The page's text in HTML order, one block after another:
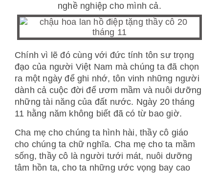
nghề nghiệp cho mình cả.
Chính vì lẽ đó cùng với đức tính tôn sư trọng
đạo của người Việt Nam mà chúng ta đã chọn
ra một ngày để ghi nhớ, tôn vinh những người
dành cả cuộc đời để ươm mầm và nuôi dưỡng
những tài năng của đất nước. Ngày 20 tháng
11 hằng năm không biết đã có từ bao giờ.
Cha mẹ cho chúng ta hình hài, thầy cô giáo
cho chúng ta chữ nghĩa. Cha mẹ cho ta mầm
sống, thầy cô là người tưới mát, nuôi dưỡng
tâm hồn ta, cho ta những ước vọng bay cao